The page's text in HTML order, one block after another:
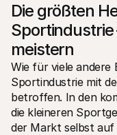
Die größten
Sportindustrie
meistern
Wie für viele andere
Sportindustrie mit
betroffen. In den
die kleineren
der Markt selbst auf